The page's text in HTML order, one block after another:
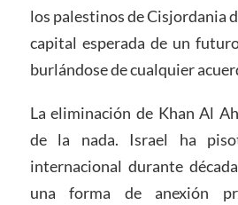
los palestinos de Cisjordania
capital esperada de un
burlándose de cualquier
La eliminación de Khan Al
de la nada. Israel ha
internacional durante
una forma de anexión